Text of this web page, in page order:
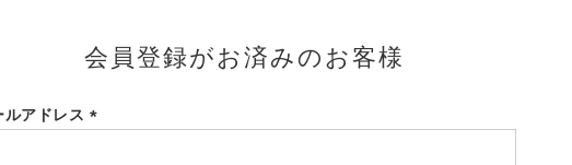
会員登録がお済みのお客様
ルアドレス